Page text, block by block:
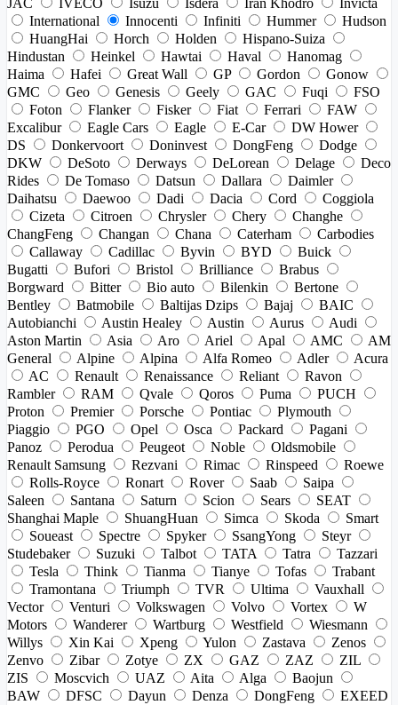
JAC
IVECO Isuzu Isdera Iran Khodro
Invicta
International
Innocenti Infiniti Hummer
Hudson
HuangHai
Horch Holden
Hispano-Suiza
Hindustan
Heinkel Hawtai Haval
Hanomag
Haima
Hafei Great Wall GP Gordon
Gonow
GMC
Geo Genesis Geely GAC Fuqi
FSO
Foton
Flanker Fisker Fiat Ferrari
FAW
Excalibur
Eagle Cars Eagle E-Car
DW Hower
DS
Donkervoort Doninvest DongFeng
Dodge
DKW
DeSoto Derways DeLorean Delage
Deco
Rides
De Tomaso Datsun Dallara
Daimler
Daihatsu
Daewoo Dadi Dacia Cord
Coggiola
Cizeta
Citroen Chrysler Chery
Changhe
ChangFeng
Changan Chana Caterham
Carbodies
Callaway
Cadillac Byvin BYD
Buick
Bugatti
Bufori Bristol Brilliance
Brabus
Borgward
Bitter Bio auto Bilenkin
Bertone
Bentley
Batmobile Baltijas Dzips Bajaj
BAIC
Autobianchi
Austin Healey Austin Aurus
Audi
Aston Martin
Asia Aro Ariel Apal AMC
AM
General
Alpine Alpina Alfa Romeo Adler
Acura
AC
Renault Renaissance Reliant
Ravon
Rambler
RAM Qvale Qoros Puma
PUCH
Proton
Premier Porsche Pontiac
Plymouth
Piaggio
PGO Opel Osca Packard
Pagani
Panoz
Perodua Peugeot Noble
Oldsmobile
Renault Samsung
Rezvani Rimac Rinspeed
Roewe
Rolls-Royce
Ronart Rover Saab
Saipa
Saleen
Santana Saturn Scion Sears
SEAT
Shanghai Maple
ShuangHuan Simca Skoda
Smart
Soueast
Spectre Spyker SsangYong
Steyr
Studebaker
Suzuki Talbot TATA Tatra
Tazzari
Tesla
Think Tianma Tianye Tofas
Trabant
Tramontana
Triumph TVR Ultima
Vauxhall
Vector
Venturi Volkswagen Volvo Vortex
W
Motors
Wanderer Wartburg Westfield
Wiesmann
Willys
Xin Kai Xpeng Yulon Zastava
Zenos
Zenvo
Zibar Zotye ZX GAZ ZAZ
ZIL
ZIS
Moscvich UAZ Aita Alga
Baojun
BAW
DFSC Dayun Denza DongFeng
EXEED